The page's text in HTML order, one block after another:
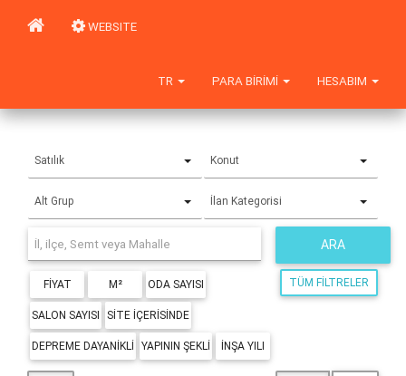
WEBSITE
HESABIM
PARA BIRIMI
TR
Satılık Konut
Alt Grup İlan Kategorisi
ARA
FIYAT M² ODA SAYISI
SALON SAYISI SITE IÇERISINDE
DEPREME DAYANIKLI YAPININ ŞEKLI İNŞA YILI
TÜM FILTRELER